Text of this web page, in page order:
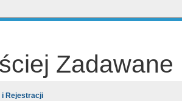
Zadawane
i Rejestracji